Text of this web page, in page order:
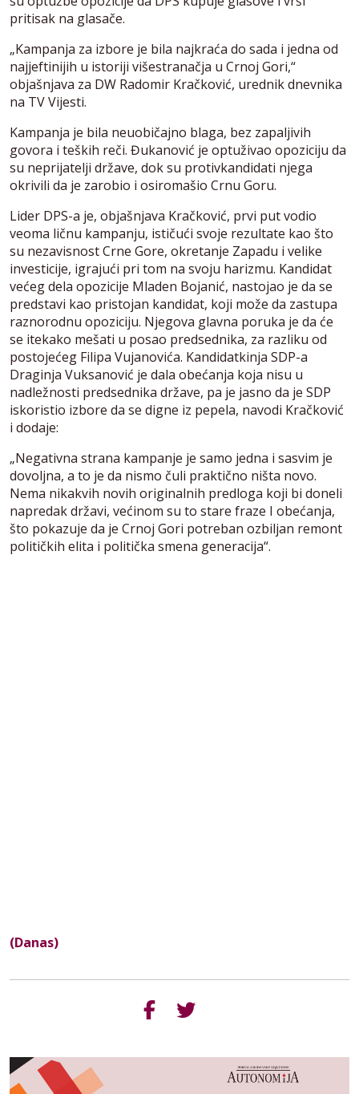
pritisak na glasače.
„Kampanja za izbore je bila najkraća do sada i jedna od
najjeftinijih u istoriji višestranačja u Crnoj Gori,“
objašnjava za DW Radomir Kračković, urednik dnevnika
na TV Vijesti.
Kampanja je bila neuobičajno blaga, bez zapaljivih
govora i teških reči. Đukanović je optuživao opoziciju da
su neprijatelji države, dok su protivkandidati njega
okrivili da je zarobio i osiromašio Crnu Goru.
Lider DPS-a je, objašnjava Kračković, prvi put vodio
veoma ličnu kampanju, ističući svoje rezultate kao što
su nezavisnost Crne Gore, okretanje Zapadu i velike
investicije, igrajući pri tom na svoju harizmu. Kandidat
većeg dela opozicije Mladen Bojanić, nastojao je da se
predstavi kao pristojan kandidat, koji može da zastupa
raznorodnu opoziciju. Njegova glavna poruka je da će
se itekako mešati u posao predsednika, za razliku od
postojećeg Filipa Vujanovića. Kandidatkinja SDP-a
Draginja Vuksanović je dala obećanja koja nisu u
nadležnosti predsednika države, pa je jasno da je SDP
iskoristio izbore da se digne iz pepela, navodi Kračković
i dodaje:
„Negativna strana kampanje je samo jedna i sasvim je
dovoljna, a to je da nismo čuli praktično ništa novo.
Nema nikakvih novih originalnih predloga koji bi doneli
napredak državi, većinom su to stare fraze I obećanja,
što pokazuje da je Crnoj Gori potreban ozbiljan remont
političkih elita i politička smena generacija“.
(Danas)